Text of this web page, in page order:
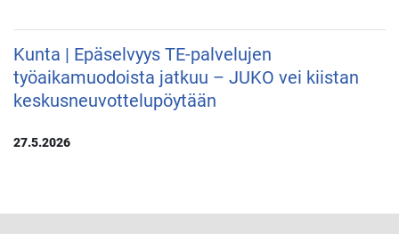
Kunta | Epäselvyys TE-palvelujen
työaikamuodoista jatkuu – JUKO vei kiistan
keskusneuvottelupöytään
27.5.2026